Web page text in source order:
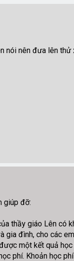
nói nên đưa lên thử
giúp đỡ:
thầy giáo Lên có
đình, cho các
một kết quả
phí. Khoản học